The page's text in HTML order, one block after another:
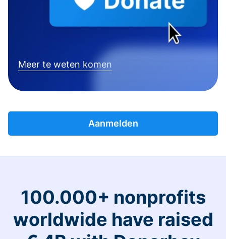
Meer te weten komen
Aanmelden
100.000+ nonprofits
worldwide have raised